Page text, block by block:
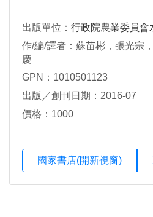
出版單位： 行政院農業委員會
作/編/譯者：蘇苗彬，張光宗
慶
GPN：1010501123
出版／創刊日期：2016-07
價格：1000
國家書店(開新視窗)